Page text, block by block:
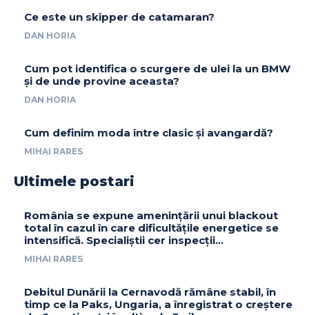
Ce este un skipper de catamaran?
DAN HORIA
Cum pot identifica o scurgere de ulei la un BMW
și de unde provine aceasta?
DAN HORIA
Cum definim moda între clasic și avangardă?
MIHAI RARES
Ultimele postari
România se expune amenințării unui blackout
total în cazul în care dificultățile energetice se
intensifică. Specialiștii cer inspecții…
MIHAI RARES
Debitul Dunării la Cernavodă rămâne stabil, în
timp ce la Paks, Ungaria, a înregistrat o creștere